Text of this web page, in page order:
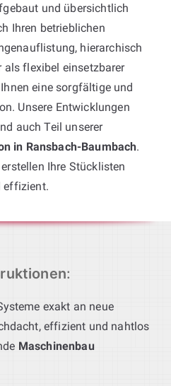
und übersichtlich
Ihren betrieblichen
hierarchisch
als flexibel einsetzbarer
eine sorgfältige und
Unsere Entwicklungen
auch Teil unserer
in Ransbach-Baumbach.
Ihre Stücklisten
effizient.
:
exakt an neue
effizient und nahtlos
Maschinenbau